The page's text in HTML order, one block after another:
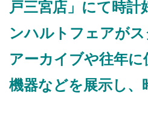
戸三宮店」にて時
ンハルトフェアが
アーカイブや往年
機器などを展示し、